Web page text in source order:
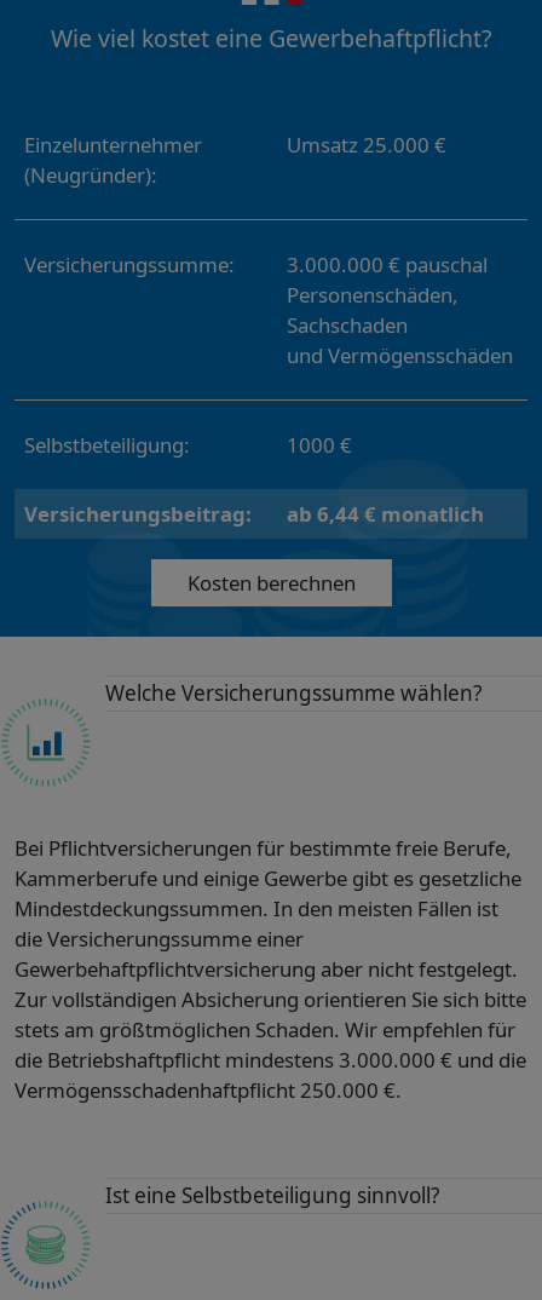
Wie viel kostet eine Gewerbehaftpflicht?
Einzelunternehmer
(Neugründer):
Umsatz 25.000 €
Versicherungssumme:
3.000.000 € pauschal
Personenschäden,
Sachschaden
und Vermögensschäden
Selbstbeteiligung: 1000 €
Versicherungsbeitrag: ab 6,44 € monatlich
Kosten berechnen
Welche Versicherungssumme wählen?
Bei Pflichtversicherungen für bestimmte freie Berufe,
Kammerberufe und einige Gewerbe gibt es gesetzliche
Mindestdeckungssummen. In den meisten Fällen ist
die Versicherungssumme einer
Gewerbehaftpflichtversicherung aber nicht festgelegt.
Zur vollständigen Absicherung orientieren Sie sich bitte
stets am größtmöglichen Schaden. Wir empfehlen für
die Betriebshaftpflicht mindestens 3.000.000 € und die
Vermögensschadenhaftpflicht 250.000 €.
Ist eine Selbstbeteiligung sinnvoll?